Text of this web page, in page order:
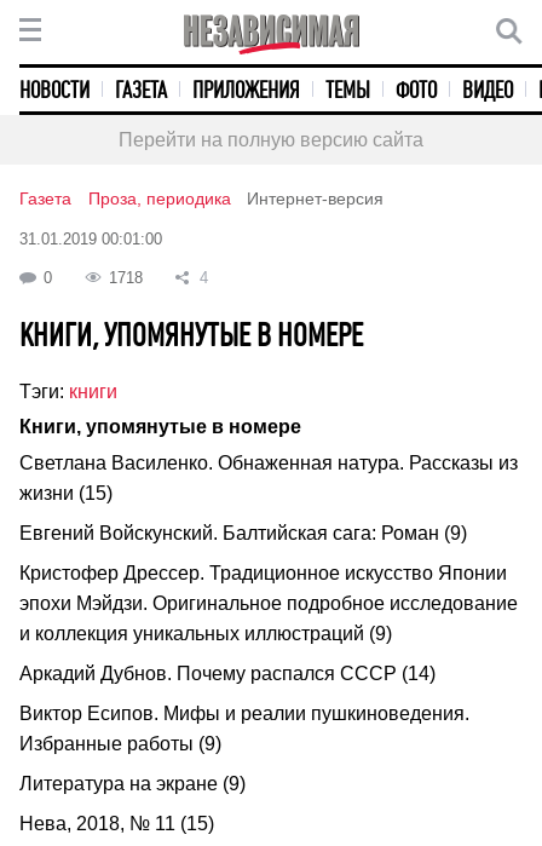
НОВОСТИ ГАЗЕТА ПРИЛОЖЕНИЯ ТЕМЫ ФОТО ВИДЕО
Перейти на полную версию сайта
Газета Проза, периодика Интернет-версия
31.01.2019 00:01:00
0 1718 4
КНИГИ, УПОМЯНУТЫЕ В НОМЕРЕ
Тэги: книги
Книги, упомянутые в номере
Светлана Василенко. Обнаженная натура. Рассказы из
жизни (15)
Евгений Войскунский. Балтийская сага: Роман (9)
Кристофер Дрессер. Традиционное искусство Японии
эпохи Мэйдзи. Оригинальное подробное исследование
и коллекция уникальных иллюстраций (9)
Аркадий Дубнов. Почему распался СССР (14)
Виктор Есипов. Мифы и реалии пушкиноведения.
Избранные работы (9)
Литература на экране (9)
Нева, 2018, № 11 (15)